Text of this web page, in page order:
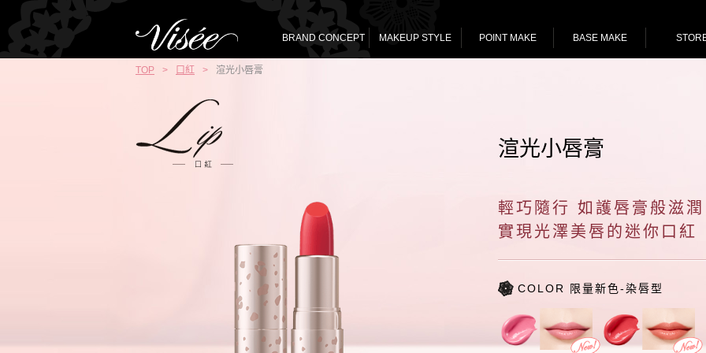
BRAND CONCEPT MAKEUP STYLE POINT MAKE BASE MAKE
TOP > 口紅 > 渲光小唇膏
渲光小唇膏
輕巧隨行 如護唇膏般滋潤
實現光澤美唇的迷你口紅
COLOR 限量新色-染唇型